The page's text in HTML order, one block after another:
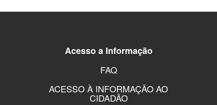
Acesso a Informação
FAQ
ACESSO À INFORMAÇÃO AO
CIDADÃO